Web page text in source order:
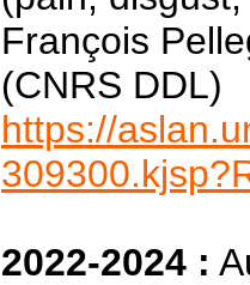
François
(CNRS DDL)
https://
2022-2024 :